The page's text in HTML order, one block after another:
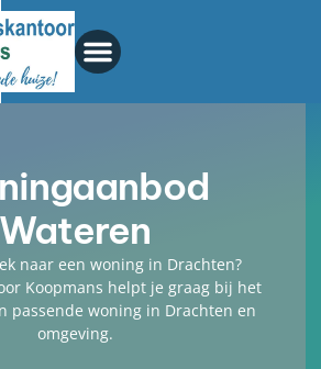
Wateren
naar een woning in Drachten?
Koopmans helpt je graag bij het
passende woning in Drachten en
omgeving.